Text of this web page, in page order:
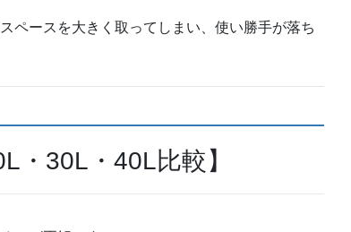
ペースを大きく取ってしまい、使い勝手が落ち
・30L・40L比較】